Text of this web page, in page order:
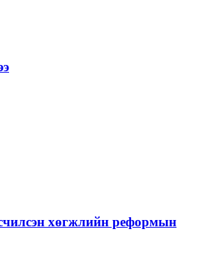
хөгжлийн реформын